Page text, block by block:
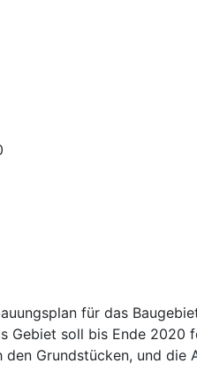
für das
Gebiet soll bis Ende
Grundstücken, und